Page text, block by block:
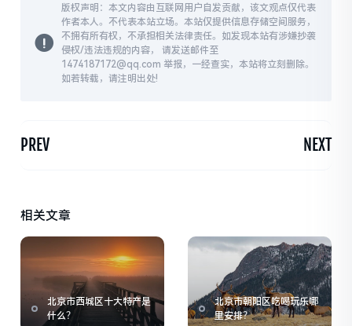
版权声明：本文内容由互联网用户自发贡献，该文观点仅代表
作者本人。不代表本站立场。本站仅提供信息存储空间服务，
不拥有所有权，不承担相关法律责任。如发现本站有涉嫌抄袭
侵权/违法违规的内容， 请发送邮件至
1474187172@qq.com 举报，一经查实，本站将立刻删除。
如若转载，请注明出处!
PREV NEXT
相关文章
北京市西城区十大特产是
什么？
北京市朝阳区吃喝玩乐哪
里安排？